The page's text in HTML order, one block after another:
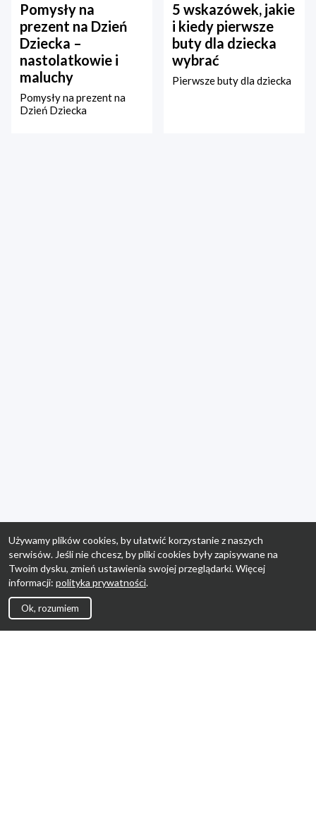
Pomysły na
prezent na Dzień
Dziecka –
nastolatkowie i
maluchy
Pomysły na prezent na
Dzień Dziecka
5 wskazówek, jakie
i kiedy pierwsze
buty dla dziecka
wybrać
Pierwsze buty dla dziecka
Używamy plików cookies, by ułatwić korzystanie z naszych
serwisów. Jeśli nie chcesz, by pliki cookies były zapisywane na
Twoim dysku, zmień ustawienia swojej przeglądarki. Więcej
informacji: polityka prywatności.
Ok, rozumiem